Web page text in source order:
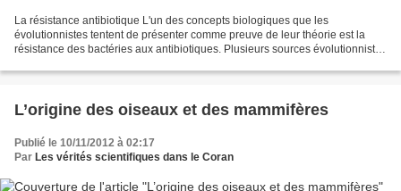
La résistance antibiotique L'un des concepts biologiques que les
évolutionnistes tentent de présenter comme preuve de leur théorie est la
résistance des bactéries aux antibiotiques. Plusieurs sources évolutionnistes
L’origine des oiseaux et des mammifères
Publié le 10/11/2012 à 02:17
Par Les vérités scientifiques dans le Coran